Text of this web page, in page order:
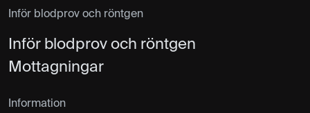
Inför blodprov och röntgen
Inför blodprov och röntgen
Mottagningar
Information